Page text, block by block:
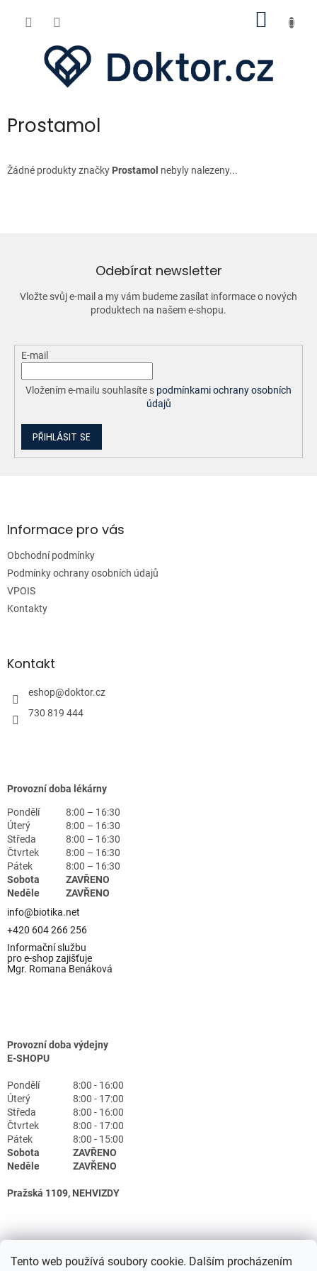
Tento web používá soubory cookie. Dalším procházením
Prostamol
Žádné produkty značky Prostamol nebyly nalezeny...
Odebírat newsletter
Vložte svůj e-mail a my vám budeme zasílat informace o nových
produktech na našem e-shopu.
E-mail
Vložením e-mailu souhlasíte s podmínkami ochrany osobních
údajů
PŘIHLÁSIT SE
aInformace pro vás
Obchodní podmínky
Podmínky ochrany osobních údajů
VPOIS
Kontakty
Kontakt
eshop@doktor.cz
730 819 444
Provozní doba lékárny
Pondělí
8:00 – 16:30
Úterý
8:00 – 16:30
Středa
8:00 – 16:30
Čtvrtek
8:00 – 16:30
Pátek
8:00 – 16:30
Sobota
ZAVŘENO
Neděle
ZAVŘENO
info@biotika.net
+420 604 266 256
Informační službu
pro e-shop zajišťuje
Mgr. Romana Benáková
Provozní doba výdejny
E-SHOPU
Pondělí
8:00 - 16:00
Úterý
8:00 - 17:00
Středa
8:00 - 16:00
Čtvrtek
8:00 - 17:00
Pátek
8:00 - 15:00
Sobota
ZAVŘENO
Neděle
ZAVŘENO
Pražská 1109, NEHVIZDY